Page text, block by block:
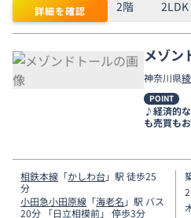
詳細を確認 2階 2LDK
メゾン
神奈川県
POINT
♪経済的
も売買も
相鉄本線 「かしわ台」駅 徒歩25
分
小田急小田原線 「海老名 」駅 バス
20分 「日立相模前」 停歩3分